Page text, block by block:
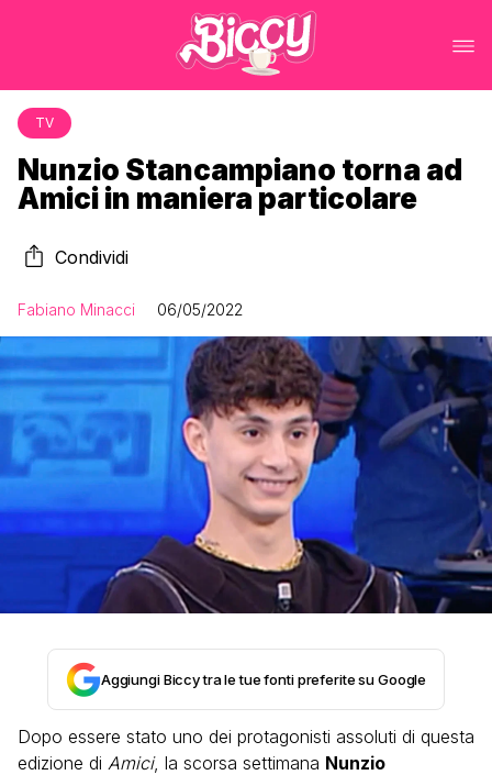
TV
Nunzio Stancampiano torna ad
Amici in maniera particolare
Condividi
Fabiano Minacci 06/05/2022
Aggiungi Biccy tra le tue fonti preferite su Google
Dopo essere stato uno dei protagonisti assoluti di questa
edizione di Amici, la scorsa settimana Nunzio